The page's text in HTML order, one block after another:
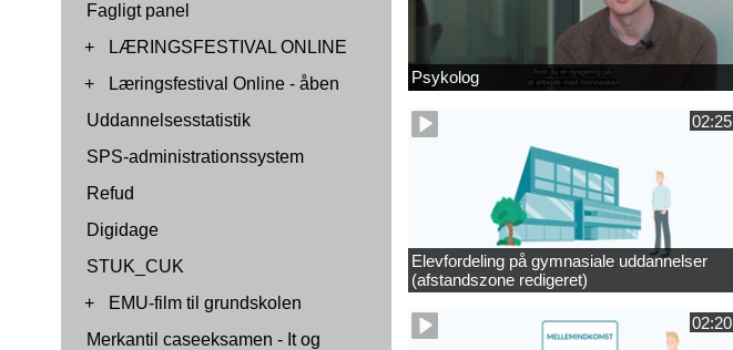
Fagligt panel
+
LÆRINGSFESTIVAL ONLINE
+
Læringsfestival Online - åben
Uddannelsesstatistik
SPS-administrationssystem
Refud
Digidage
STUK_CUK
+
EMU-film til grundskolen
Merkantil caseeksamen - It og
Psykolog
02:25
Elevfordeling på gymnasiale uddannelser
(afstandszone redigeret)
02:20